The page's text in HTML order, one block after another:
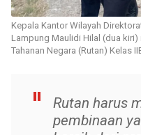
Kepala Kantor Wilayah
Lampung Maulidi Hilal (dua
Tahanan Negara (Rutan) Kelas
Rutan harus
pembinaan